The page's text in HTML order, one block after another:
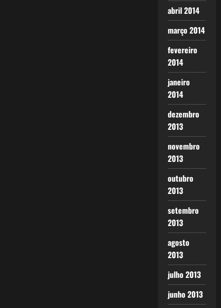
abril 2014
março 2014
fevereiro
2014
janeiro
2014
dezembro
2013
novembro
2013
outubro
2013
setembro
2013
agosto
2013
julho 2013
junho 2013